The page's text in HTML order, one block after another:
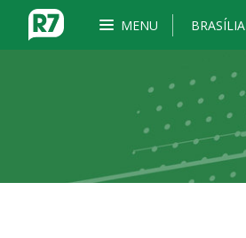
MENU BRASÍLIA